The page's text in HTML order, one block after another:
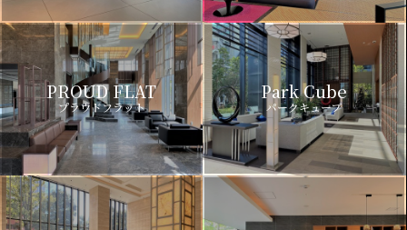
PROUD FLAT
プラウドフラット
Park Cube
パークキューブ